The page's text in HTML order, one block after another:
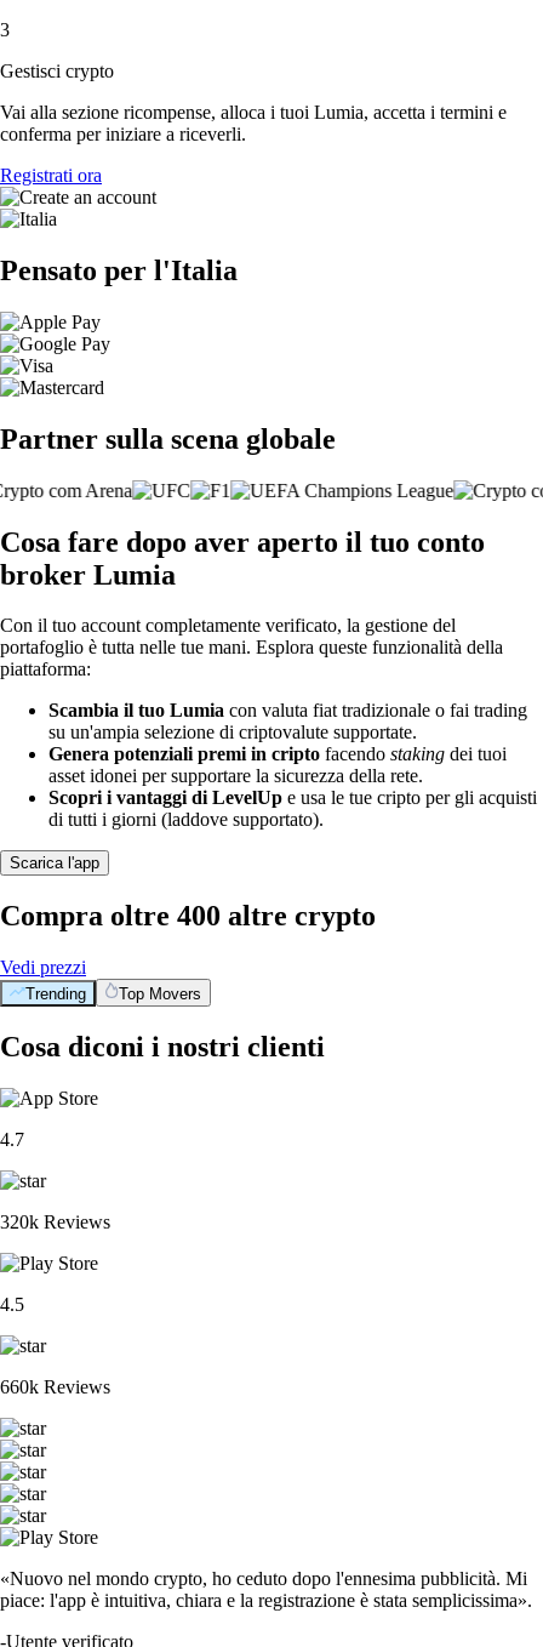
3
Gestisci crypto
Vai alla sezione ricompense, alloca i tuoi Lumia, accetta i termini e
conferma per iniziare a riceverli.
Registrati ora
Pensato per l'Italia
Partner sulla scena globale
Cosa fare dopo aver aperto il tuo conto
broker Lumia
Con il tuo account completamente verificato, la gestione del
portafoglio è tutta nelle tue mani. Esplora queste funzionalità della
piattaforma:
Scambia il tuo Lumia con valuta fiat tradizionale o fai trading
su un'ampia selezione di criptovalute supportate.
Genera potenziali premi in cripto facendo staking dei tuoi
asset idonei per supportare la sicurezza della rete.
Scopri i vantaggi di LevelUp e usa le tue cripto per gli acquisti
di tutti i giorni (laddove supportato).
Scarica l'app
Compra oltre 400 altre crypto
Vedi prezzi
Trending Top Movers
Cosa diconi i nostri clienti
4.7
320k Reviews
4.5
660k Reviews
«Nuovo nel mondo crypto, ho ceduto dopo l'ennesima pubblicità. Mi
piace: l'app è intuitiva, chiara e la registrazione è stata semplicissima».
-Utente verificato